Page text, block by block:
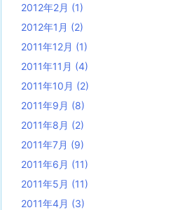
2012年2月 (1)
2012年1月 (2)
2011年12月 (1)
2011年11月 (4)
2011年10月 (2)
2011年9月 (8)
2011年8月 (2)
2011年7月 (9)
2011年6月 (11)
2011年5月 (11)
2011年4月 (3)